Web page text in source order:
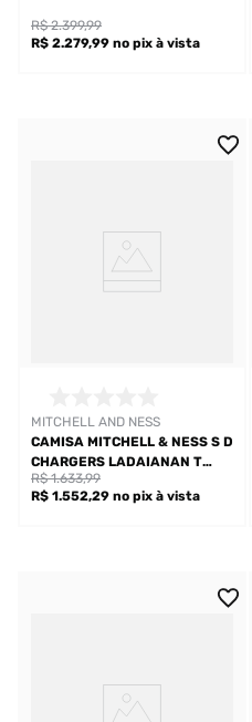
R$ 2.279,99 no pix à vista
R$ 2.399,99
MITCHELL AND NESS
CAMISA MITCHELL & NESS S D
CHARGERS LADAIANAN T
MASCULINA
R$ 1.552,29 no pix à vista
R$ 1.633,99